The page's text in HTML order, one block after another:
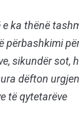
ka thënë
përbashkimi
sikundër sot,
dëfton
të qytetarëve